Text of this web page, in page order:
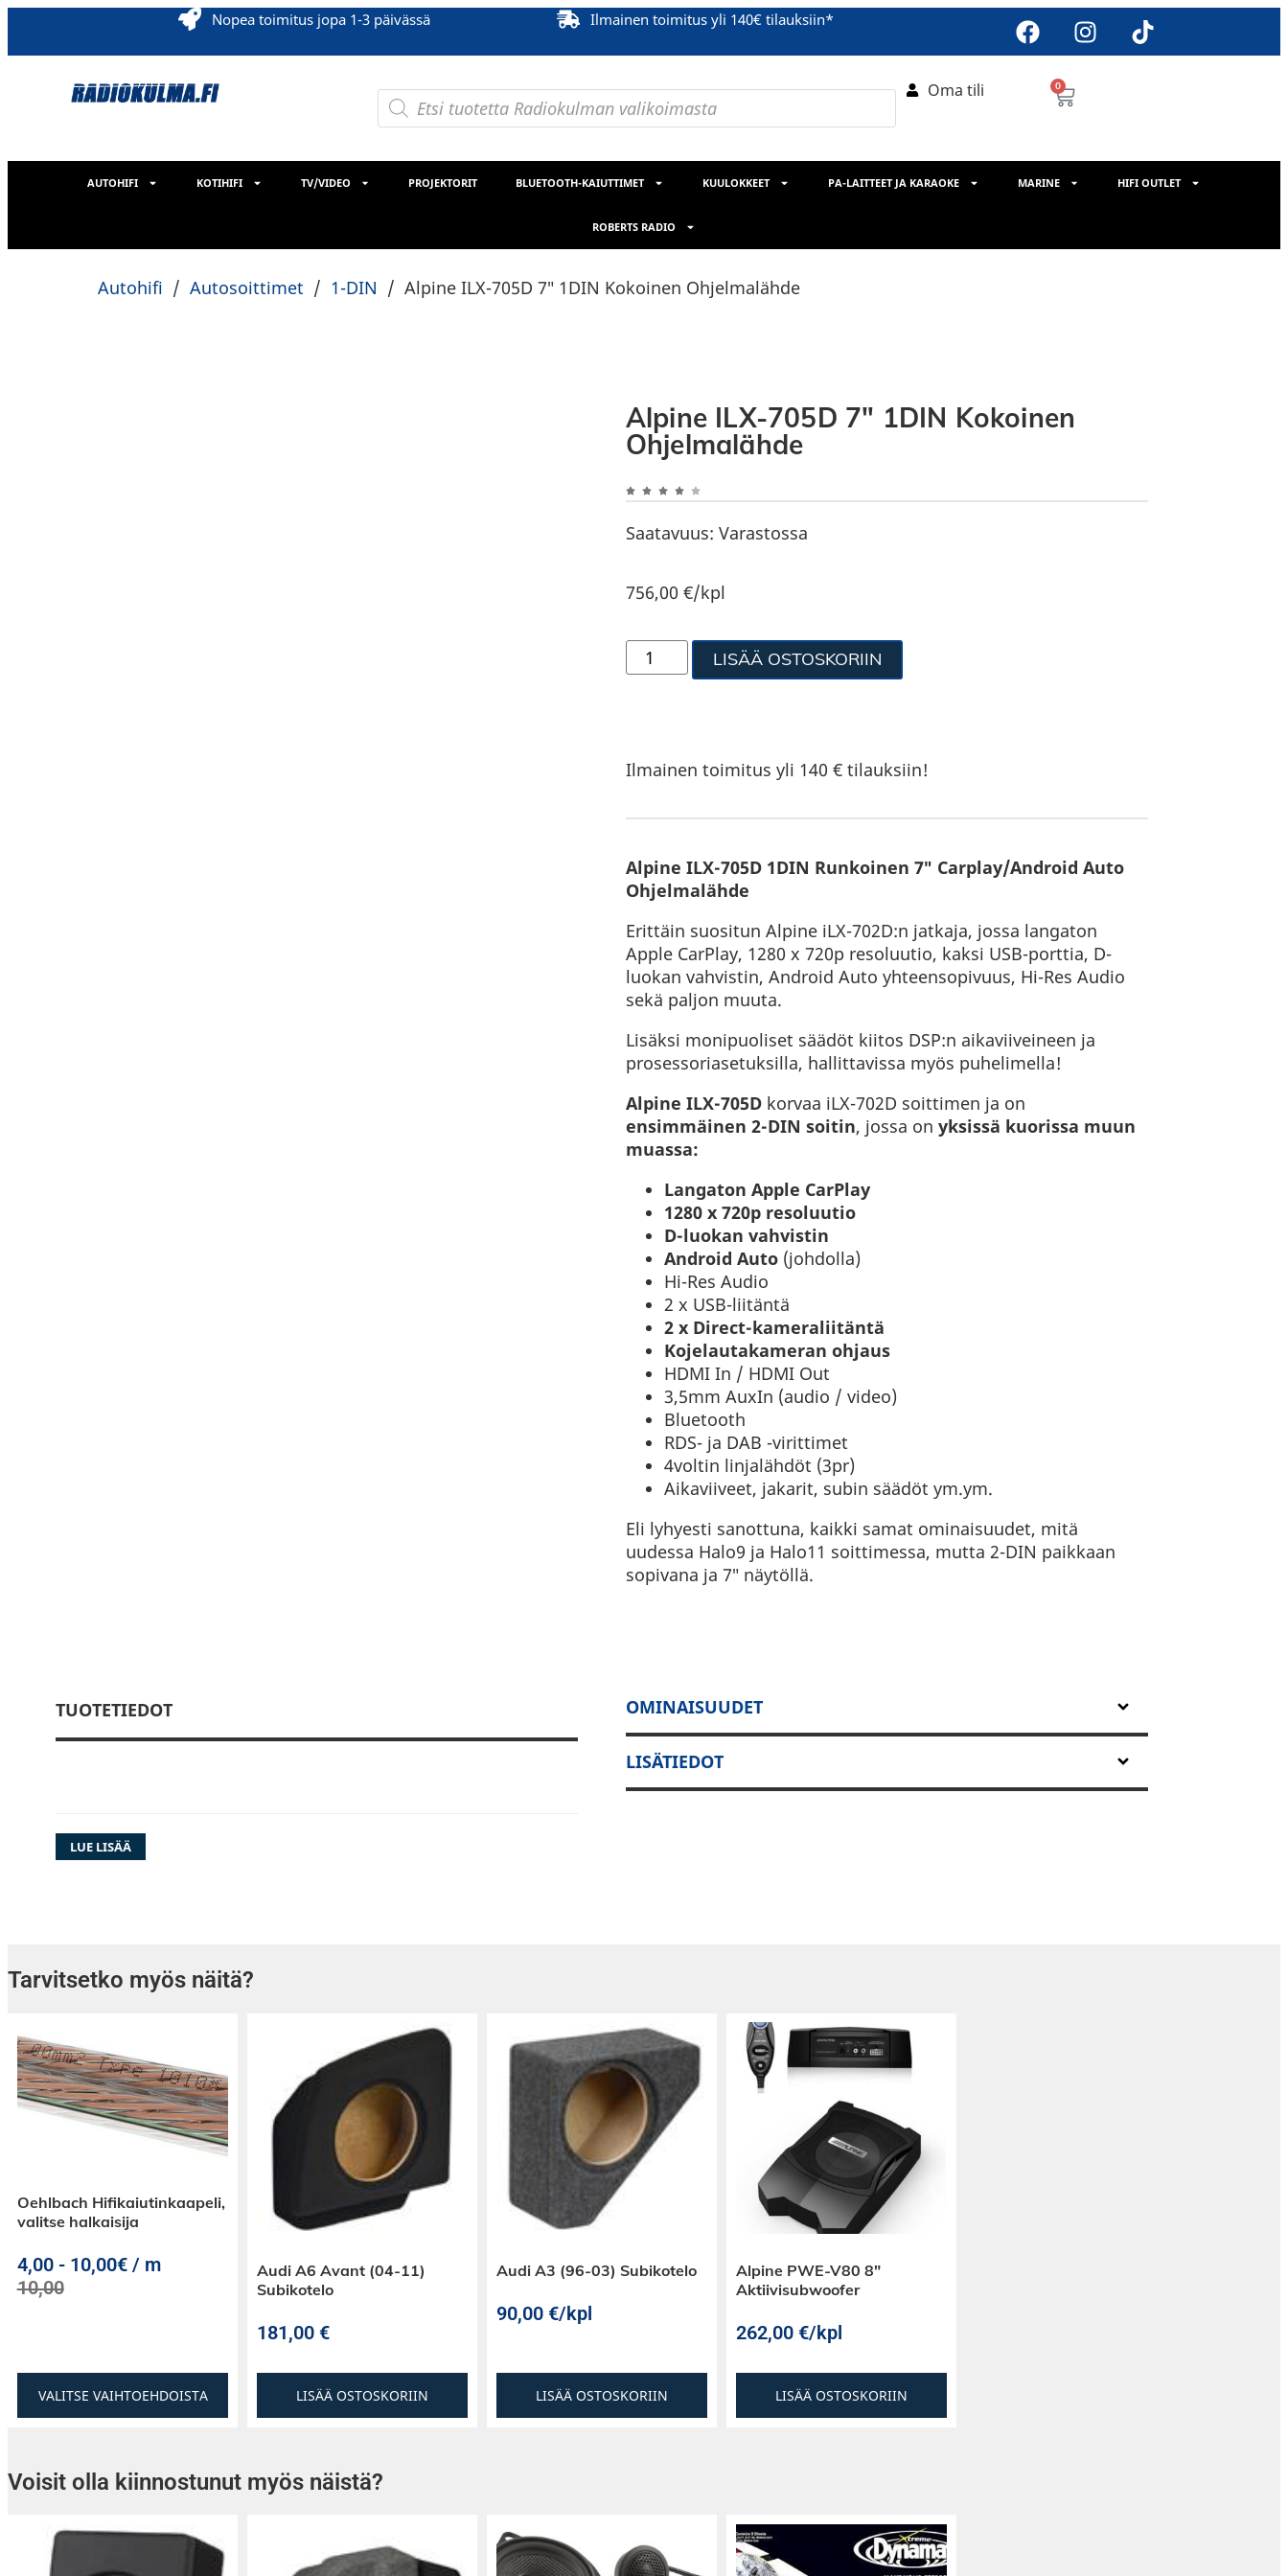
Nopea toimitus jopa 1-3 päivässä Ilmainen toimitus yli 140€ tilauksiin*
Oma tili 0
AUTOHIFI KOTIHIFI TV/VIDEO PROJEKTORIT BLUETOOTH-KAIUTTIMET KUULOKKEET PA-LAITTEET JA KARAOKE MARINE HIFI OUTLET
ROBERTS RADIO
Autohifi / Autosoittimet / 1-DIN / Alpine ILX-705D 7″ 1DIN Kokoinen Ohjelmalähde
Alpine ILX-705D 7″ 1DIN Kokoinen
Ohjelmalähde
Saatavuus: Varastossa
756,00 €/kpl
LISÄÄ OSTOSKORIIN
Ilmainen toimitus yli 140 € tilauksiin!
Alpine ILX-705D 1DIN Runkoinen 7″ Carplay/Android Auto
Ohjelmalähde
Erittäin suositun Alpine iLX-702D:n jatkaja, jossa langaton
Apple CarPlay, 1280 x 720p resoluutio, kaksi USB-porttia, D-
luokan vahvistin, Android Auto yhteensopivuus, Hi-Res Audio
sekä paljon muuta.
Lisäksi monipuoliset säädöt kiitos DSP:n aikaviiveineen ja
prosessoriasetuksilla, hallittavissa myös puhelimella!
Alpine ILX-705Dkorvaa iLX-702D soittimen ja on
ensimmäinen 2-DIN soitin, jossa on yksissä kuorissa muun
muassa:
Langaton Apple CarPlay
1280 x 720p resoluutio
D-luokan vahvistin
Android Auto(johdolla)
Hi-Res Audio
2 x USB-liitäntä
2 x Direct-kameraliitäntä
Kojelautakameran ohjaus
HDMI In / HDMI Out
3,5mm AuxIn (audio / video)
Bluetooth
RDS- ja DAB -virittimet
4voltin linjalähdöt (3pr)
Aikaviiveet, jakarit, subin säädöt ym.ym.
Eli lyhyesti sanottuna, kaikki samat ominaisuudet, mitä
uudessa Halo9 ja Halo11 soittimessa, mutta 2-DIN paikkaan
sopivana ja 7″ näytöllä.
TUOTETIEDOT
kosketusnäyttö tuottaa erittäin tarkan sekä yksityiskohtaisen
navigointia. Käyttöliittymä on todella selkeä ja käyttö on
loogista. Voit myös vaihtaa soittimen värityksen auton
kojelaudan väreihin sopivaksi.
LUE LISÄÄ
OMINAISUUDET
LISÄTIEDOT
Tarvitsetko myös näitä?
Oehlbach Hifikaiutinkaapeli,
valitse halkaisija
4,00- 10,00€ / m
10,00
VALITSE VAIHTOEHDOISTA
Audi A6 Avant (04-11)
Subikotelo
181,00 €
LISÄÄ OSTOSKORIIN
Audi A3 (96-03) Subikotelo
90,00 €/kpl
LISÄÄ OSTOSKORIIN
Alpine PWE-V80 8″
Aktiivisubwoofer
262,00 €/kpl
LISÄÄ OSTOSKORIIN
Voisit olla kiinnostunut myös näistä?